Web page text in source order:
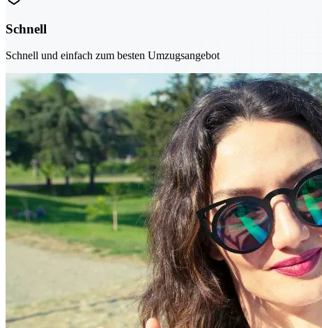
Schnell
Schnell und einfach zum besten Umzugsangebot